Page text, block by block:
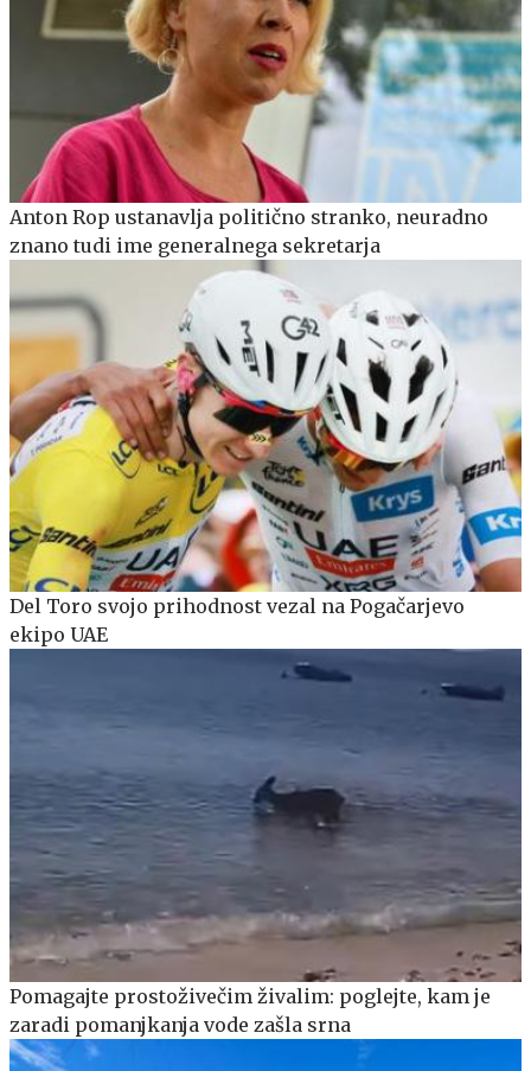
Anton Rop ustanavlja politično stranko, neuradno
znano tudi ime generalnega sekretarja
Del Toro svojo prihodnost vezal na Pogačarjevo
ekipo UAE
Pomagajte prostoživečim živalim: poglejte, kam je
zaradi pomanjkanja vode zašla srna